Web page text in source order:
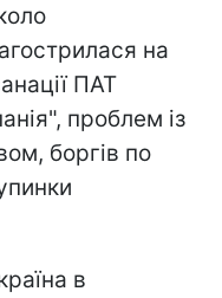
на
ПАТ
проблем із
боргів по
в